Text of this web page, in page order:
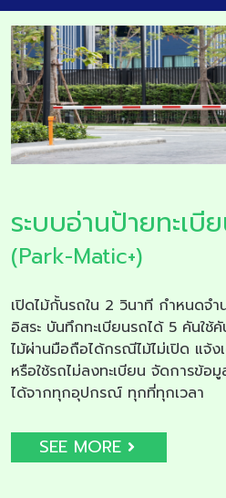
ระบบอ่านป้ายทะเบี
(Park-Matic+)
เปิดไม้กั้นรถใน 2 วินาที กำหนดจ
อิสระ บันทึกทะเบียนรถได้ 5 คันใช้
ไม้ผ่านมือถือได้กรณีไม้ไม่เปิด แจ้
หรือใช้รถไม่ลงทะเบียน จัดการข้อ
ได้จากทุกอุปกรณ์ ทุกที่ทุกเวลา
SEE MORE